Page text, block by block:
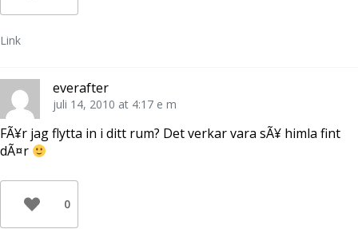
Link
everafter
juli 14, 2010 at 4:17 e m
FÃ¥r jag flytta in i ditt rum? Det verkar vara sÃ¥ himla fint
dÃ¤r
0